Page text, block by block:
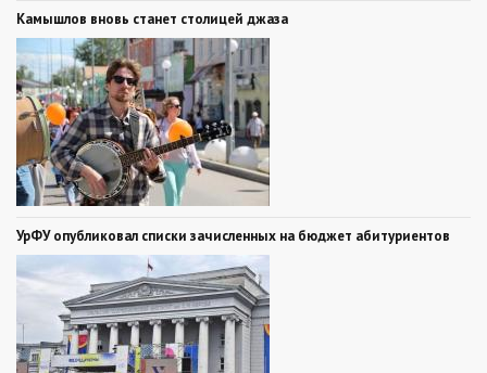
Камышлов вновь станет столицей джаза
УрФУ опубликовал списки зачисленных на бюджет абитуриентов